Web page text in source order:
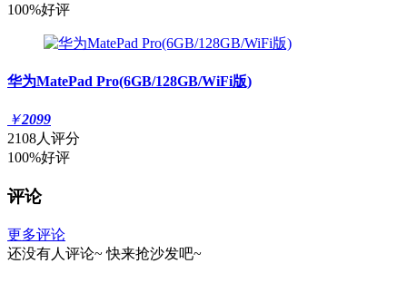
100%好评
华为MatePad Pro(6GB/128GB/WiFi版)
￥2099
2108人评分
100%好评
评论
更多评论
还没有人评论~ 快来抢沙发吧~